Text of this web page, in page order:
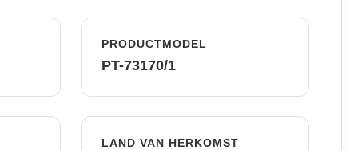
PRODUCTMODEL
PT-73170/1
LAND VAN HERKOMST